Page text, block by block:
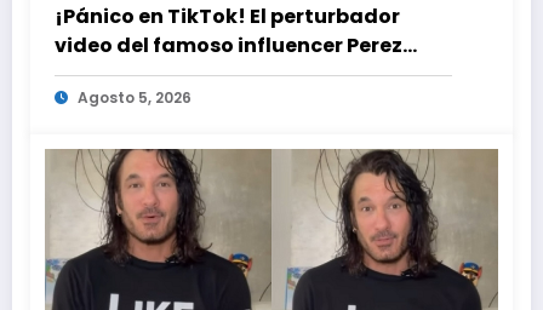
¡Pánico en TikTok! El perturbador
video del famoso influencer Perez
Hilton que obligó a sus fans a pedir
ayuda médica
Agosto 5, 2026